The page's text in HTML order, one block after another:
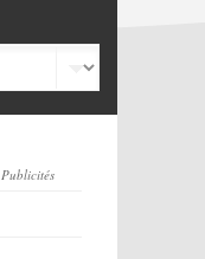
Publicités